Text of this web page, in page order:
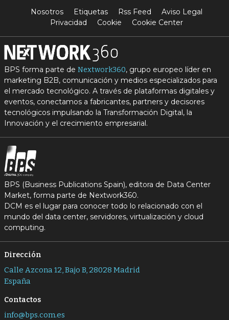
Nosotros Etiquetas Rss Feed
Aviso Legal
Privacidad
Cookie Cookie Center
BPS forma parte de Nextwork360, grupo europeo líder en
marketing B2B, comunicación y medios especializados para
el mercado tecnológico. A través de plataformas digitales y
eventos, conectamos a fabricantes, partners y decisores
tecnológicos impulsando la Transformación Digital, la
Innovación y el crecimiento empresarial.
BPS (Business Publications Spain), editora de Data Center
Market, forma parte de Nextwork360.
DCM es el lugar para conocer todo lo relacionado con el
mundo del data center, servidores, virtualización y cloud
computing.
Dirección
Calle Azcona 12, Bajo B, 28028 Madrid
España
Contactos
info@bps.com.es